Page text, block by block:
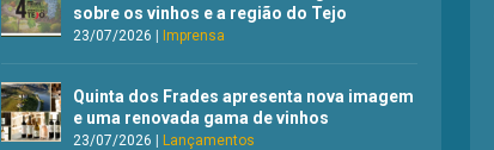
sobre os vinhos e a região do Tejo
23/07/2026 |Imprensa
Quinta dos Frades apresenta nova imagem
e uma renovada gama de vinhos
23/07/2026 |Lançamentos